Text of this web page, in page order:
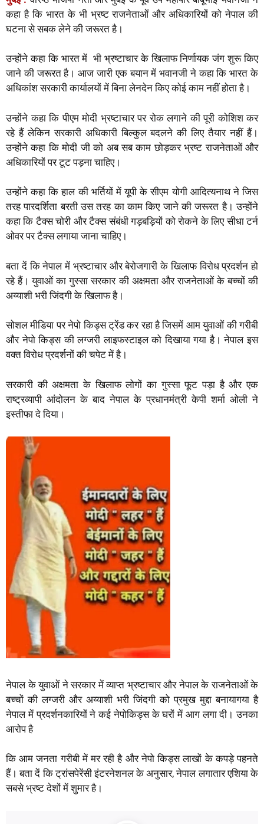
t
s
p
p
e
b
o
k
t
t
r
i
l
p
e
e
a
m
r
कहा है कि भारत के भी भ्रष्ट राजनेताओं और अधिकारियों को नेपाल की
घटना से सबक लेने की जरूरत है।
उन्होंने कहा कि भारत में भी भ्रष्टाचार के खिलाफ निर्णायक जंग शुरू किए
जाने की जरूरत है। आज जारी एक बयान में भवानजी ने कहा कि भारत के
अधिकांश सरकारी कार्यालयों में बिना लेनदेन किए कोई काम नहीं होता है।
उन्होंने कहा कि पीएम मोदी भ्रष्टाचार पर रोक लगाने की पूरी कोशिश कर
रहे हैं लेकिन सरकारी अधिकारी बिल्कुल बदलने की लिए तैयार नहीं हैं।
उन्होंने कहा कि मोदी जी को अब सब काम छोड़कर भ्रष्ट राजनेताओं और
अधिकारियों पर टूट पड़ना चाहिए।
उन्होंने कहा कि हाल की भर्तियों में यूपी के सीएम योगी आदित्यनाथ ने जिस
तरह पारदर्शिता बरती उस तरह का काम किए जाने की जरूरत है। उन्होंने
कहा कि टैक्स चोरी और टैक्स संबंधी गड़बड़ियों को रोकने के लिए सीधा टर्न
ओवर पर टैक्स लगाया जाना चाहिए।
बता दें कि नेपाल में भ्रष्टाचार और बेरोजगारी के खिलाफ विरोध प्रदर्शन हो
रहे हैं। युवाओं का गुस्सा सरकार की अक्षमता और राजनेताओं के बच्चों की
अय्याशी भरी जिंदगी के खिलाफ है।
सोशल मीडिया पर नेपो किड्स ट्रेंड कर रहा है जिसमें आम युवाओं की गरीबी
और नेपो किड्स की लग्जरी लाइफस्टाइल को दिखाया गया है। नेपाल इस
वक्त विरोध प्रदर्शनों की चपेट में है।
सरकारी की अक्षमता के खिलाफ लोगों का गुस्सा फूट पड़ा है और एक
राष्ट्रव्यापी आंदोलन के बाद नेपाल के प्रधानमंत्री केपी शर्मा ओली ने
इस्तीफा दे दिया।
नेपाल के युवाओं ने सरकार में व्याप्त भ्रष्टाचार और नेपाल के राजनेताओं के
बच्चों की लग्जरी और अय्याशी भरी जिंदगी को प्रमुख मुद्दा बनायागया है
नेपाल में प्रदर्शनकारियों ने कई नेपोकिड्स के घरों में आग लगा दी। उनका
आरोप है
कि आम जनता गरीबी में मर रही है और नेपो किड्स लाखों के कपड़े पहनते
हैं। बता दें कि ट्रांसपेरेंसी इंटरनेशनल के अनुसार, नेपाल लगातार एशिया के
सबसे भ्रष्ट देशों में शुमार है।